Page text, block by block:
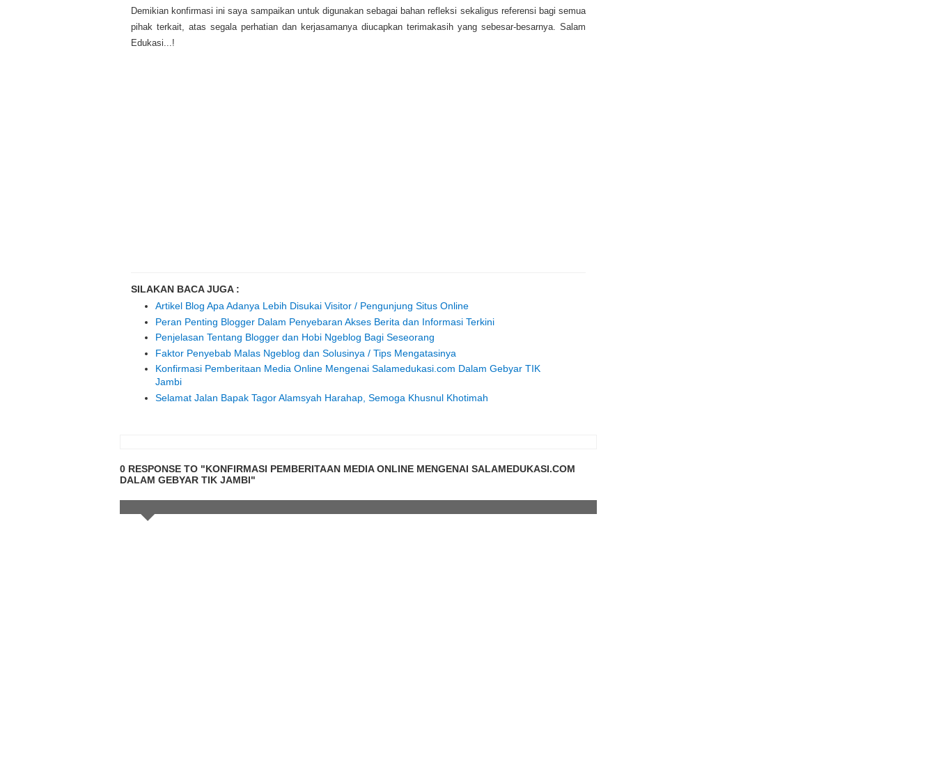
Demikian konfirmasi ini saya sampaikan untuk digunakan sebagai bahan refleksi sekaligus referensi bagi semua
pihak terkait, atas segala perhatian dan kerjasamanya diucapkan terimakasih yang sebesar-besarnya. Salam
Edukasi...!
SILAKAN BACA JUGA :
Artikel Blog Apa Adanya Lebih Disukai Visitor / Pengunjung Situs Online
Peran Penting Blogger Dalam Penyebaran Akses Berita dan Informasi Terkini
Penjelasan Tentang Blogger dan Hobi Ngeblog Bagi Seseorang
Faktor Penyebab Malas Ngeblog dan Solusinya / Tips Mengatasinya
Konfirmasi Pemberitaan Media Online Mengenai Salamedukasi.com Dalam Gebyar TIK
Jambi
Selamat Jalan Bapak Tagor Alamsyah Harahap, Semoga Khusnul Khotimah
0 RESPONSE TO "KONFIRMASI PEMBERITAAN MEDIA ONLINE MENGENAI SALAMEDUKASI.COM
DALAM GEBYAR TIK JAMBI"